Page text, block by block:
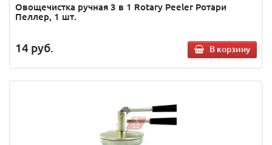
Овощечистка ручная 3 в 1 Rotary Peeler Ротари
Пеллер, 1 шт.
14 руб. В корзину